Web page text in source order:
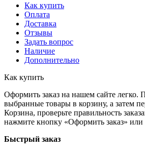
Как купить
Оплата
Доставка
Отзывы
Задать вопрос
Наличие
Дополнительно
Как купить
Оформить заказ на нашем сайте легко.
выбранные товары в корзину, а затем
Корзина, проверьте правильность
нажмите кнопку «Оформить заказ» или
Быстрый заказ